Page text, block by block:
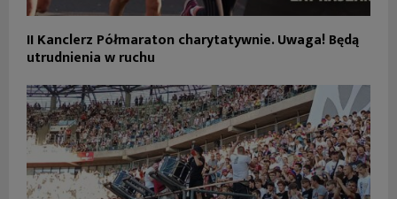
II Kanclerz Półmaraton charytatywnie. Uwaga! Będą
utrudnienia w ruchu